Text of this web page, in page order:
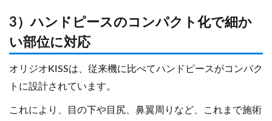
3）ハンドピースのコンパクト化で細か
い部位に対応
オリジオKISSは、従来機に比べてハンドピースがコンパク
トに設計されています。
これにより、目の下や目尻、鼻翼周りなど、これまで施術